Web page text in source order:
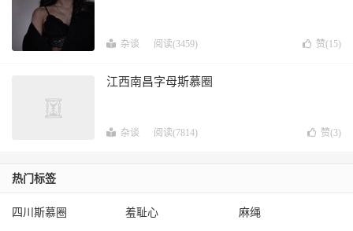
杂谈 阅读(3459) 赞(15)
江西南昌字母斯慕圈
杂谈 阅读(7814) 赞(3)
热门标签
四川斯慕圈 羞耻心 麻绳